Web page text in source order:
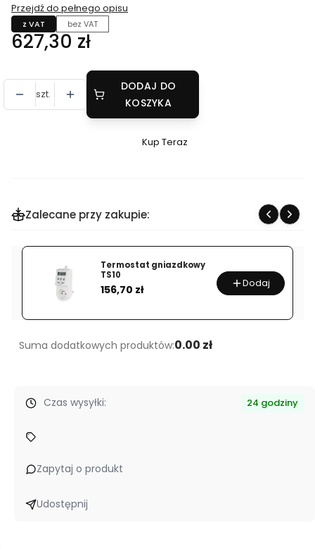
Przejdź do pełnego opisu
z VAT bez VAT
Cena
627,30 zł
szt.
DODAJ DO
KOSZYKA
Szybki
100
W
NA
Kup Teraz
Zalecane przy zakupie:
Termostat gniazdkowy
TS10
Cena
156,70 zł Dodaj
Suma dodatkowych produktów:0.00 zł
Czas wysyłki: 24 godziny
Zapytaj o produkt
Udostępnij